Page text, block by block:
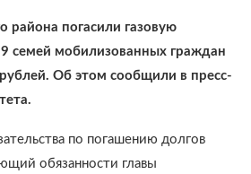
района погасили газовую
семей мобилизованных граждан
Об этом сообщили в пресс-
по погашению долгов
обязанности главы